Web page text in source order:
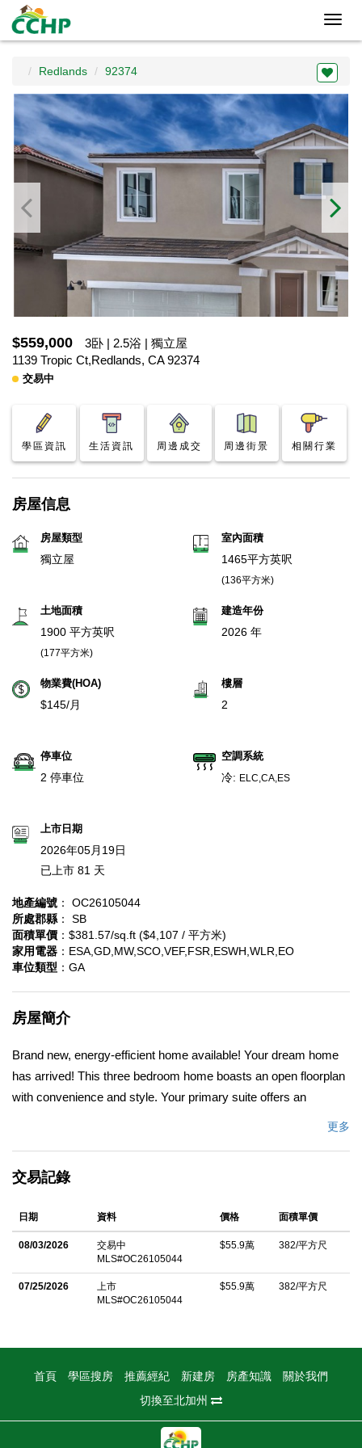
Redlands 92374
$559,000
3卧 | 2.5浴 | 獨立屋
1139 Tropic Ct,Redlands, CA 92374
交易中
學區資訊 生活資訊 周邊成交 周邊街景 相關行業
房屋信息
房屋類型
獨立屋
室內面積
1465平方英呎
(136平方米)
土地面積
1900 平方英呎
(177平方米)
建造年份
2026 年
物業費(HOA)
$145/月
樓層
2
停車位
2 停車位
空調系統
冷: ELC,CA,ES
上市日期
2026年05月19日
已上市 81 天
地產編號 ： OC26105044
所處郡縣 ： SB
面積單價 ：$381.57/sq.ft ($4,107 / 平方米)
家用電器 ：ESA,GD,MW,SCO,VEF,FSR,ESWH,WLR,EO
車位類型 ：GA
房屋簡介
Brand new, energy-efficient home available! Your dream home
has arrived! This three bedroom home boasts an open floorplan
with convenience and style. Your primary suite offers an
two-story, single-family homes with expansive primary suites,
energy-efficient features such as multispeed HVAC systems,
spray foam insultation, and high-performance air filtration so you
can spend less on utility bills and more on the things that matter
most. Each of our homes is built with innovative, energy-efficient
features designed to help you enjoy more savings, better health,
更多
交易記錄
日期 資料 價格 面積單價
08/03/2026
交易中
MLS#OC26105044
$55.9萬 382/平方尺
07/25/2026
上市
MLS#OC26105044
$55.9萬 382/平方尺
首頁 學區搜房 推薦經紀 新建房 房產知識
關於我們
切換至北加州